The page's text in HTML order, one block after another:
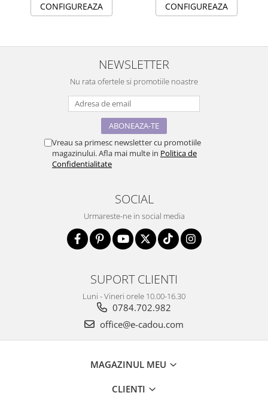
CONFIGUREAZA CONFIGUREAZA
NEWSLETTER
Nu rata ofertele si promotiile noastre
Vreau sa primesc newsletter cu promotiile
magazinului. Afla mai multe in Politica de
Confidentialitate
SOCIAL
Urmareste-ne in social media
SUPORT CLIENTI
Luni - Vineri orele 10.00-16.30
0784.702.982
office@e-cadou.com
MAGAZINUL MEU
CLIENTI